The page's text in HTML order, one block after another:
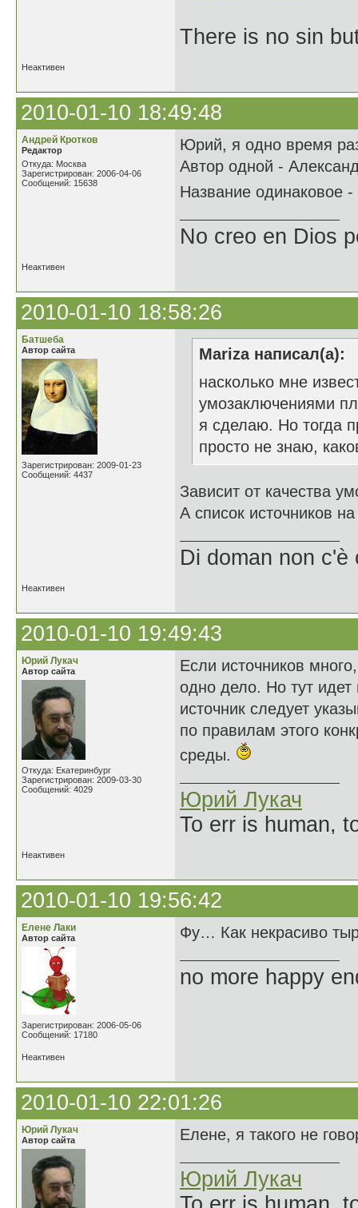
There is no sin
Неактивен
2010-01-10 18:49:48
Андрей Кротков
Редактор
Откуда: Москва
Зарегистрирован: 2006-04-06
Сообщений: 15638
Юрий, я одно время
Автор одной -
Название одинаковое
No creo en Dios
Неактивен
2010-01-10 18:58:26
Батшеба
Автор сайта
Зарегистрирован: 2009-01-23
Сообщений: 4437
Mariza написал(а):
насколько мне
умозаключениями
я сделаю. Но тогда
просто не знаю,
Зависит от качества
А список источников
Di doman non c'è
Неактивен
2010-01-10 19:49:43
Юрий Лукач
Автор сайта
Откуда: Екатеринбург
Зарегистрирован: 2009-03-30
Сообщений: 4029
Если источников
одно дело. Но тут идет
источник следует
по правилам этого
среды.
Юрий Лукач
To err is human,
Неактивен
2010-01-10 19:56:42
Елене Лаки
Автор сайта
Зарегистрирован: 2006-05-06
Сообщений: 17180
Фу… Как некрасиво
no more happy
Неактивен
2010-01-10 22:01:26
Юрий Лукач
Автор сайта Елене, я такого не
Юрий Лукач